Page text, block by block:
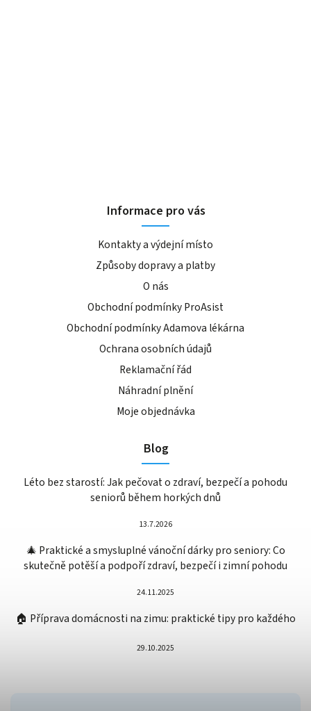
Informace pro vás
Kontakty a výdejní místo
Způsoby dopravy a platby
O nás
Obchodní podmínky ProAsist
Obchodní podmínky Adamova lékárna
Ochrana osobních údajů
Reklamační řád
Náhradní plnění
Moje objednávka
Blog
Léto bez starostí: Jak pečovat o zdraví, bezpečí a pohodu
seniorů během horkých dnů
13.7.2026
🎄 Praktické a smysluplné vánoční dárky pro seniory: Co
skutečně potěší a podpoří zdraví, bezpečí i zimní pohodu
24.11.2025
🏠 Příprava domácnosti na zimu: praktické tipy pro každého
29.10.2025